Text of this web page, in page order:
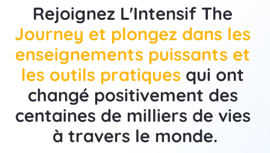
Journey et plongez dans les
enseignements puissants et
les outils pratiques qui ont
changé positivement des
centaines de milliers de vies
à travers le monde.